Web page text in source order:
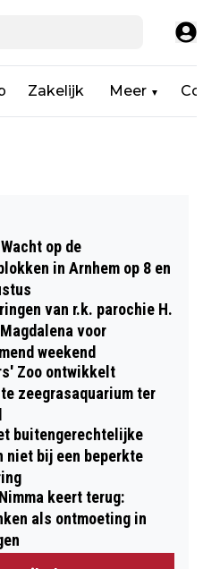
Zakelijk Meer ▼
op de
in Arnhem op 8 en
van r.k. parochie H.
voor
weekend
Zoo ontwikkelt
zeegrasaquarium ter
buitengerechtelijke
niet bij een beperkte
keert terug:
als ontmoeting in